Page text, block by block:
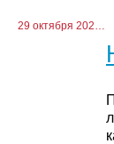
29 октября 2020 г.